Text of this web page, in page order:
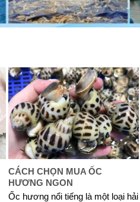
CÁCH CHỌN MUA ỐC
HƯƠNG NGON
Ốc hương nổi tiếng là một loại hải